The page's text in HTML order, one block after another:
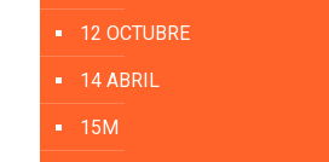
12 OCTUBRE
14 ABRIL
15M